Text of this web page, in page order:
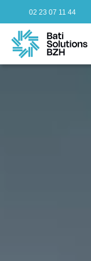
02 23 07 11 44